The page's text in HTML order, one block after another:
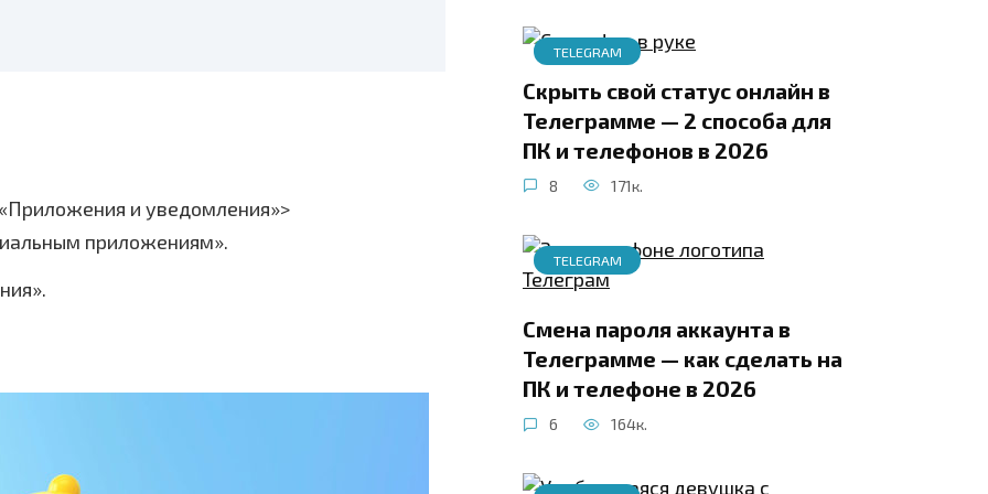
и уведомления»>
приложениям».
TELEGRAM
Скрыть свой статус онлайн в
Телеграмме — 2 способа для
ПК и телефонов в 2026
8 171к.
TELEGRAM
Смена пароля аккаунта в
Телеграмме — как сделать на
ПК и телефоне в 2026
6 164к.